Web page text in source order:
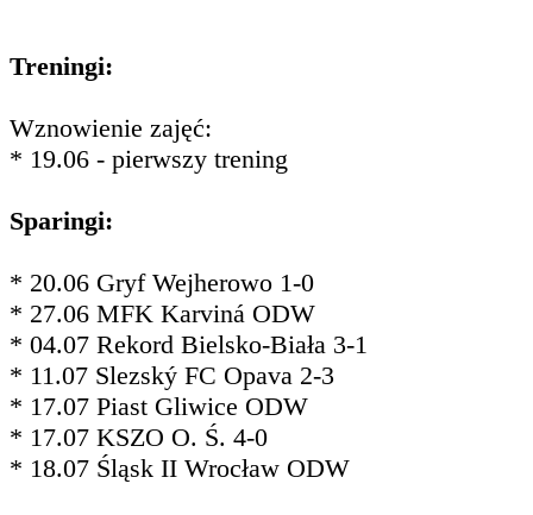
Treningi:
Wznowienie zajęć:
* 19.06 - pierwszy trening
Sparingi:
* 20.06 Gryf Wejherowo 1-0
* 27.06 MFK Karviná ODW
* 04.07 Rekord Bielsko-Biała 3-1
* 11.07 Slezský FC Opava 2-3
* 17.07 Piast Gliwice ODW
* 17.07 KSZO O. Ś. 4-0
* 18.07 Śląsk II Wrocław ODW